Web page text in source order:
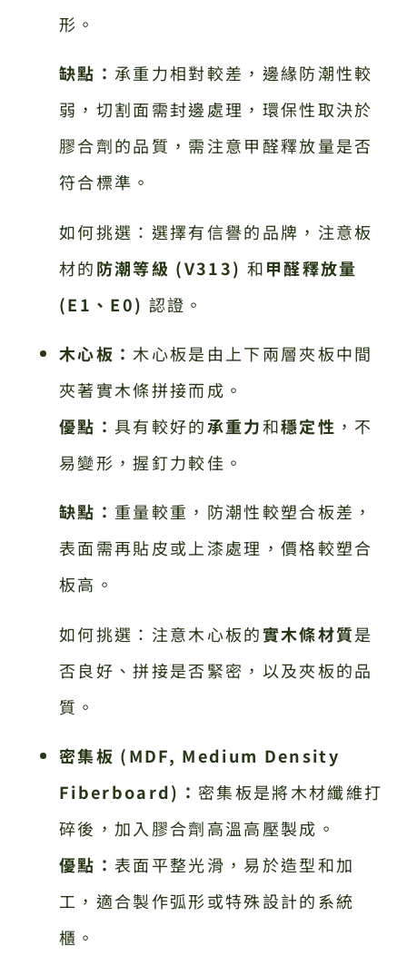
形。
缺點： 承重力相對較差，邊緣防潮性較
弱，切割面需封邊處理，環保性取決於
膠合劑的品質，需注意甲醛釋放量是否
符合標準。
如何挑選：選擇有信譽的品牌，注意板
材的防潮等級 (V313) 和甲醛釋放量
(E1、E0) 認證。
木心板：木心板是由上下兩層夾板中間
夾著實木條拼接而成。
優點： 具有較好的承重力和穩定性 ，不
易變形，握釘力較佳。
缺點： 重量較重，防潮性較塑合板差，
表面需再貼皮或上漆處理，價格較塑合
板高。
如何挑選：注意木心板的實木條材質是
否良好、拼接是否緊密，以及夾板的品
質。
密集板 (MDF, Medium Density
Fiberboard)： 密集板是將木材纖維打
碎後，加入膠合劑高溫高壓製成。
優點： 表面平整光滑，易於造型和加
工，適合製作弧形或特殊設計的系統
櫃。